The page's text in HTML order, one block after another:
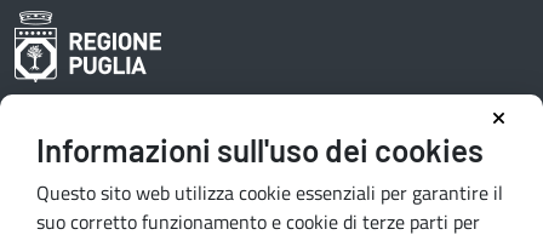
Informazioni sull'uso dei cookies
Questo sito web utilizza cookie essenziali per garantire il
suo corretto funzionamento e cookie di terze parti per
Area riservata redattori